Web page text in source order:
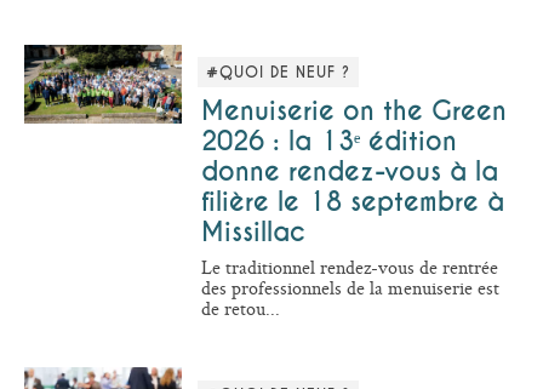
#QUOI DE NEUF ?
Menuiserie on the Green
2026 : la 13ᵉ édition
donne rendez-vous à la
filière le 18 septembre à
Missillac
Le traditionnel rendez-vous de rentrée
des professionnels de la menuiserie est
de retou...